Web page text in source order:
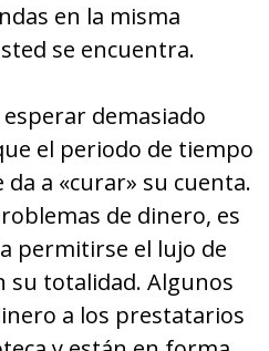
en la misma
se encuentra.
demasiado
el periodo de tiempo
a «curar» su cuenta.
de dinero, es
permitirse el lujo de
su totalidad. Algunos
a los prestatarios